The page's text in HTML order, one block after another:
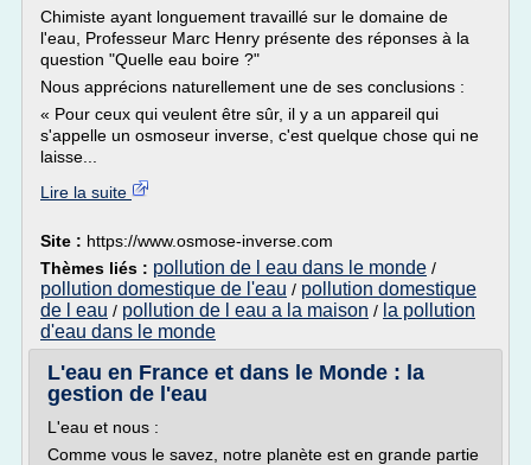
Chimiste ayant longuement travaillé sur le domaine de
l'eau, Professeur Marc Henry présente des réponses à la
question "Quelle eau boire ?"
Nous apprécions naturellement une de ses conclusions :
« Pour ceux qui veulent être sûr, il y a un appareil qui
s'appelle un osmoseur inverse, c'est quelque chose qui ne
laisse...
Lire la suite
Site : https://www.osmose-inverse.com
Thèmes liés : pollution de l eau dans le monde /
pollution domestique de l'eau / pollution domestique
de l eau / pollution de l eau a la maison / la pollution
d'eau dans le monde
L'eau en France et dans le Monde : la
gestion de l'eau
L'eau et nous :
Comme vous le savez, notre planète est en grande partie